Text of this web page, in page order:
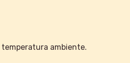
ambiente.